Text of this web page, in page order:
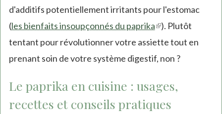
d'additifs potentiellement irritants pour l'estomac
(les bienfaits insoupçonnés du paprika(link
is
external)
). Plutôt
tentant pour révolutionner votre assiette tout en
prenant soin de votre système digestif, non ?
Le paprika en cuisine : usages,
recettes et conseils pratiques